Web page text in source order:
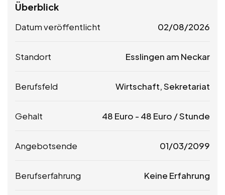
Überblick
Datum veröffentlicht 02/08/2026
Standort Esslingen am Neckar
Berufsfeld Wirtschaft, Sekretariat
Gehalt 48 Euro - 48 Euro / Stunde
Angebotsende 01/03/2099
Berufserfahrung Keine Erfahrung